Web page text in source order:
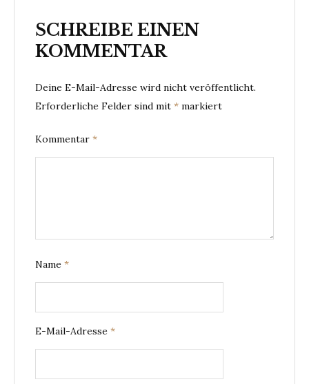
SCHREIBE EINEN
KOMMENTAR
Deine E-Mail-Adresse wird nicht veröffentlicht.
Erforderliche Felder sind mit * markiert
Kommentar *
Name *
E-Mail-Adresse *